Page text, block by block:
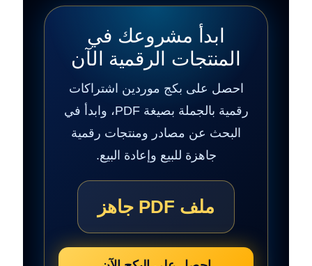
ابدأ مشروعك في
المنتجات الرقمية الآن
احصل على بكج موردين اشتراكات
رقمية بالجملة بصيغة PDF، وابدأ في
البحث عن مصادر ومنتجات رقمية
جاهزة للبيع وإعادة البيع.
ملف PDF جاهز